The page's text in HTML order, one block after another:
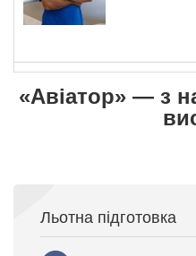
«Авіатор» — з
Льотна підготовка